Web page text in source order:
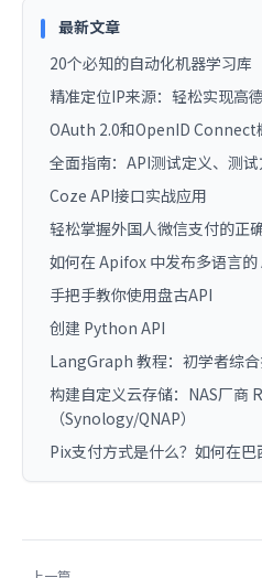
最新文章
20个必知的自动化机器学习库
精准定位IP来源：轻松实现高
OAuth 2.0和OpenID Connect
全面指南：API测试定义、测
Coze API接口实战应用
轻松掌握外国人微信支付的正
如何在 Apifox 中发布多语言的
手把手教你使用盘古API
创建 Python API
LangGraph 教程：初学者综
构建自定义云存储：NAS厂商
（Synology/QNAP）
Pix支付方式是什么？如何在巴